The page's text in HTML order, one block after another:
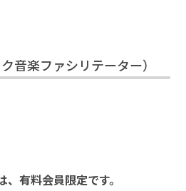
音楽ファシリテーター）
有料会員限定です。